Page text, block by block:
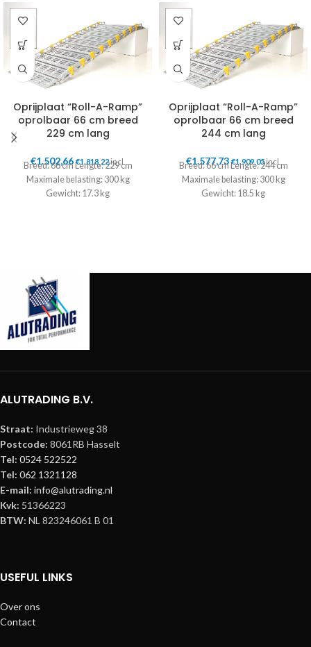
Oprijplaat “Roll-A-Ramp”
oprolbaar 66 cm breed
229 cm lang
€1.502,66 €1.818,22incl.
Breed: 66 cm Lengte: 229 cm
Maximale belasting: 300 kg
Gewicht: 17.3 kg
Oprijplaat “Roll-A-Ramp”
oprolbaar 66 cm breed
244 cm lang
€1.577,73 €1.909,05incl.
Breed: 66 cm Lengte: 244 cm
Maximale belasting: 300 kg
Gewicht: 18.5 kg
ALUTRADING B.V.
Straat: Industrieweg 38
Postcode: 8061RB Hasselt
Tel: 0524 522522
Tel: 062 1321128
E-mail: info@alutrading.nl
Kvk: 51366223
BTW: NL 823246061 B 01
USEFUL LINKS
Over ons
Contact